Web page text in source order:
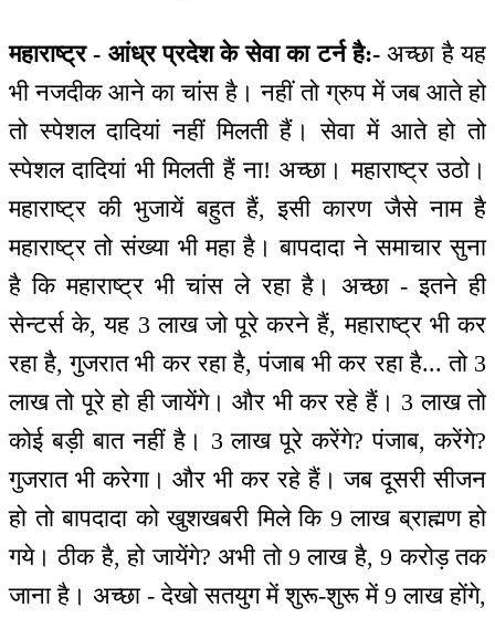
महाराष्ट्र - आंध्र प्रदेश के सेवा का टर्न है:-अच्छा है यह
भी नजदीक आने का चांस है। नहीं तो ग्रुप में जब आते हो
तो स्पेशल दादियां नहीं मिलती हैं। सेवा में आते हो तो
स्पेशल दादियां भी मिलती हैं ना! अच्छा। महाराष्ट्र उठो।
महाराष्ट्र की भुजायें बहुत हैं, इसी कारण जैसे नाम है
महाराष्ट्र तो संख्या भी महा है। बापदादा ने समाचार सुना
है कि महाराष्ट्र भी चांस ले रहा है। अच्छा - इतने ही
सेन्टर्स के, यह 3 लाख जो पूरे करने हैं, महाराष्ट्र भी कर
रहा है, गुजरात भी कर रहा है, पंजाब भी कर रहा है... तो 3
लाख तो पूरे हो ही जायेंगे। और भी कर रहे हैं। 3 लाख तो
कोई बड़ी बात नहीं है। 3 लाख पूरे करेंगे? पंजाब, करेंगे?
गुजरात भी करेगा। और भी कर रहे हैं। जब दूसरी सीजन
हो तो बापदादा को खुशखबरी मिले कि 9 लाख ब्राह्मण हो
गये। ठीक है, हो जायेंगे? अभी तो 9 लाख है, 9 करोड़ तक
जाना है। अच्छा - देखो सतयुग में शुरू-शुरू में 9 लाख होंगे,